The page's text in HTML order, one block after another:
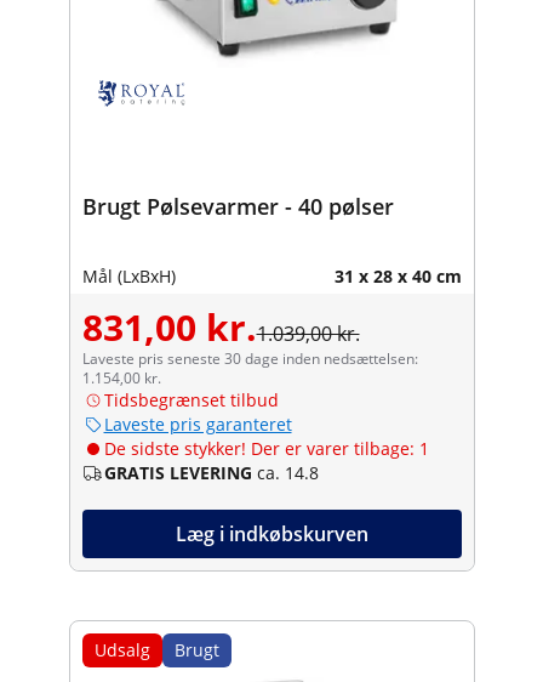
Brugt Pølsevarmer - 40 pølser
Mål (LxBxH) 31 x 28 x 40 cm
831,00 kr.1.039,00 kr.
Laveste pris seneste 30 dage inden nedsættelsen:
1.154,00 kr.
Tidsbegrænset tilbud
Laveste pris garanteret
De sidste stykker! Der er varer tilbage: 1
GRATIS LEVERING ca. 14.8
Læg i indkøbskurven
Udsalg Brugt